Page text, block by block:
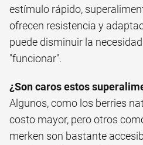
estímulo rápido,
ofrecen resistencia y
puede disminuir la
"funcionar".
¿Son caros estos
Algunos, como los berries
costo mayor, pero otros
merken son bastante